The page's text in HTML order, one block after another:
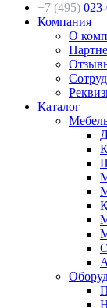
+7 (495)
Компания
О
Каталог